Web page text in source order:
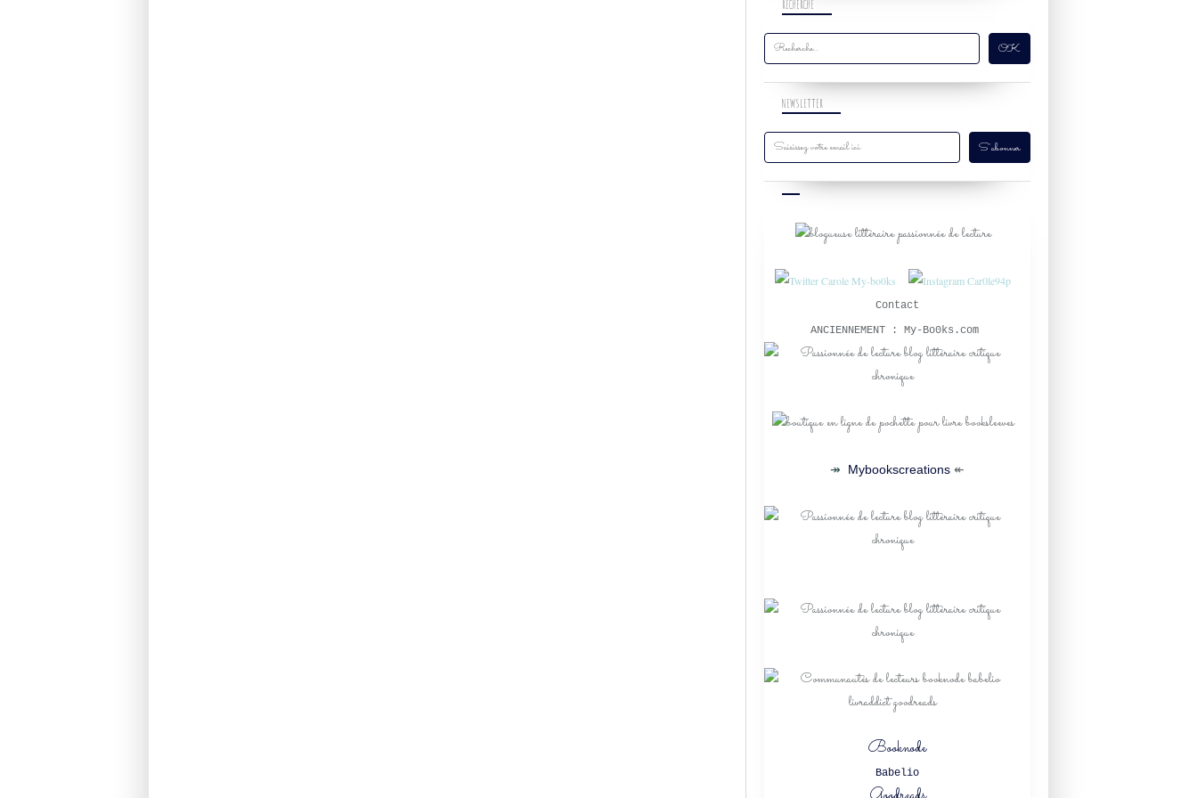
NEWSLETTER
RECHERCHE
Contact
ANCIENNEMENT : My-Bo0ks.com
↠ Mybookscreations ↞
Booknode
Babelio